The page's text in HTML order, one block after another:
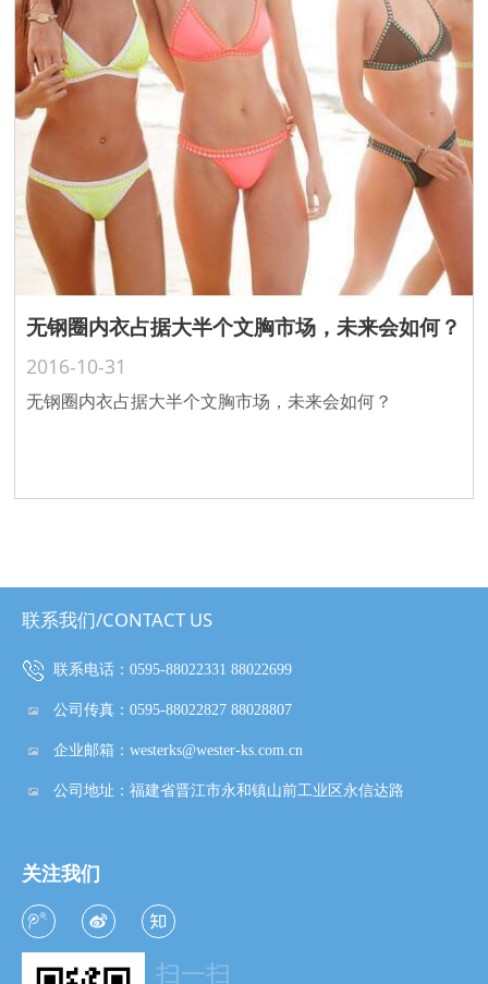
无钢圈内衣占据大半个文胸市场，未来会如何？
2016-10-31
无钢圈内衣占据大半个文胸市场，未来会如何？
联系我们/CONTACT US
联系电话： 0595-88022331 88022699
公司传真： 0595-8802282788028807
企业邮箱： westerks@wester-ks.com.cn
公司地址： 福建省晋江市永和镇山前工业区永信达路
关注我们
扫一扫